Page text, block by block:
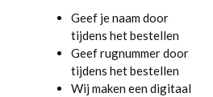
Geef je naam door
tijdens het bestellen
Geef rugnummer door
tijdens het bestellen
Wij maken een digitaal